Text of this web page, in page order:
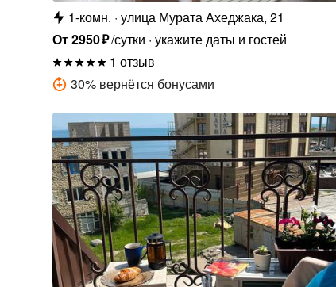
1-комн. улица Мурата Ахеджака, 21
От2950₽/сутки укажите даты и гостей
1 отзыв
30% вернётся бонусами